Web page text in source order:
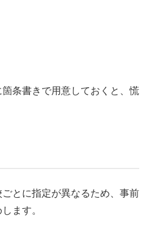
条書きで用意しておくと、慌
とに指定が異なるため、事前
ます。